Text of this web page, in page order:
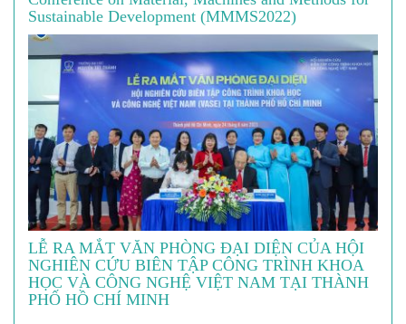
Sustainable Development (MMMS2022)
LỄ RA MẮT VĂN PHÒNG ĐẠI DIỆN CỦA HỘI
NGHIÊN CỨU BIÊN TẬP CÔNG TRÌNH KHOA
HỌC VÀ CÔNG NGHỆ VIỆT NAM TẠI THÀNH
PHỐ HỒ CHÍ MINH